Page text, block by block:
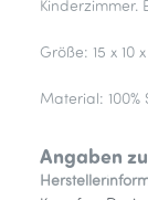
Kinderzimmer.
Größe: 15 x 10
Material: 100%
Angaben